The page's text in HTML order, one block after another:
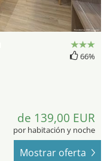
66%
de 139,00 EUR
por habitación y noche
Mostrar oferta